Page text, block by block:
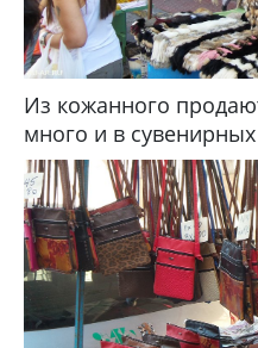
Из кожанного
много и в